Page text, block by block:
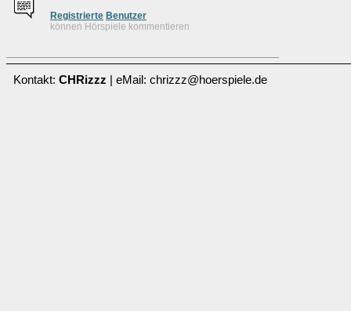
Registrierte Benutzer
können Hörspiele kommentieren
Kontakt: CHRizzz | eMail: chrizzz@hoerspiele.de